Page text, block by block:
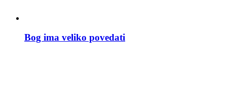
Bog ima veliko povedati